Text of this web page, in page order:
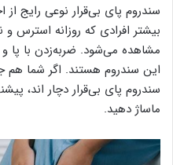
سندروم پای بی‌قرار نوعی رایج
بیشتر افرادی که روزانه استرس و
مشاهده می‌شود. ضربه‌زدن با پا و
این سندروم هستند. اگر شما هم
سندروم پای بی‌قرار دچار اند،
ماساژ دهید.